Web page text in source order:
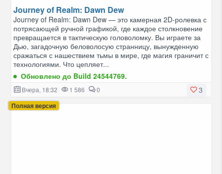
Journey of Realm: Dawn Dew
Journey of Realm: Dawn Dew — это камерная 2D-ролевка с
потрясающей ручной графикой, где каждое столкновение
превращается в тактическую головоломку. Вы играете за
Дью, загадочную беловолосую странницу, вынужденную
сражаться с нашествием тьмы в мире, где магия граничит с
технологиями. Что цепляет...
Обновлено до Build 24544769.
3
Вчера, 18:32 1 586 0
Полная версия